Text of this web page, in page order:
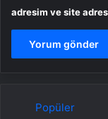
adresim ve site
Popüler